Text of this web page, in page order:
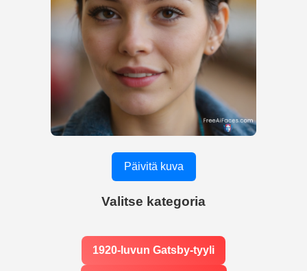
Päivitä kuva
Valitse kategoria
1920-luvun Gatsby-tyyli